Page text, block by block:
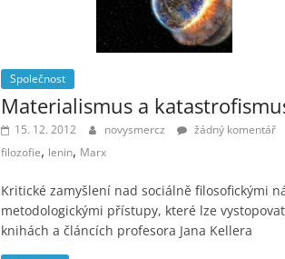
Společnost
Materialismus a
15. 12. 2012 novysmercz
žádný komentář
filozofie, lenin, Marx
Kritické zamyšlení nad sociálně filosofickými
metodologickými přístupy, které lze
knihách a článcích profesora Jana Kellera